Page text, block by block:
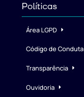
Políticas
Área LGPD
Código de Conduta
Transparência
Ouvidoria